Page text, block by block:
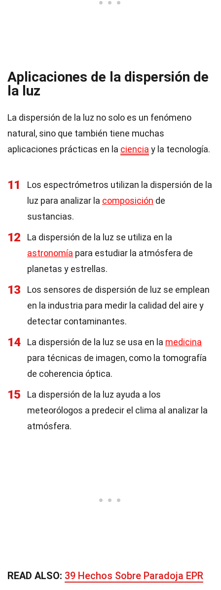
Aplicaciones de la dispersión de
la luz
La dispersión de la luz no solo es un fenómeno
natural, sino que también tiene muchas
aplicaciones prácticas en la ciencia y la tecnología.
11
Los espectrómetros utilizan la dispersión de la
luz para analizar la composición de
sustancias.
12
La dispersión de la luz se utiliza en la
astronomía para estudiar la atmósfera de
planetas y estrellas.
13
Los sensores de dispersión de luz se emplean
en la industria para medir la calidad del aire y
detectar contaminantes.
14 La dispersión de la luz se usa en la medicina
para técnicas de imagen, como la tomografía
de coherencia óptica.
15
La dispersión de la luz ayuda a los
meteorólogos a predecir el clima al analizar la
atmósfera.
READ ALSO: 39 Hechos Sobre Paradoja EPR